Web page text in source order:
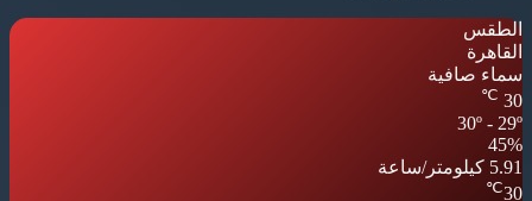
الطقس
القاهرة
سماء صافية
30
℃
30º - 29º
45%
5.91 كيلومتر/ساعة
30
℃